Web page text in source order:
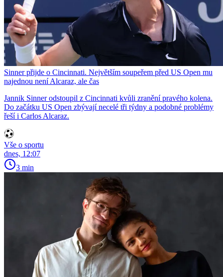
Sinner přijde o Cincinnati. Největším soupeřem před US Open mu
najednou není Alcaraz, ale čas
Jannik Sinner odstoupil z Cincinnati kvůli zranění pravého kolena.
Do začátku US Open zbývají necelé tři týdny a podobné problémy
řeší i Carlos Alcaraz.
Vše o sportu
dnes, 12:07
3 min